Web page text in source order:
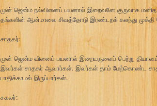
முன் ஜென்ம நல்வினைப் பயனால் இறைவனே குருவாக
தங்களின் ஆன்மாவை சிவத்தோடு இரண்டறக் கலந்து முக்தி
சாதகர்:
முன் ஜென்ம வினைப் பயனால் இறையருளைப் பெற்று
இவர்கள் சாதகர் ஆவார்கள். இவர்கள் தாம் மேற்கொண்ட
பாதிக்காமல் இருப்பார்கள்.
சகலர்: